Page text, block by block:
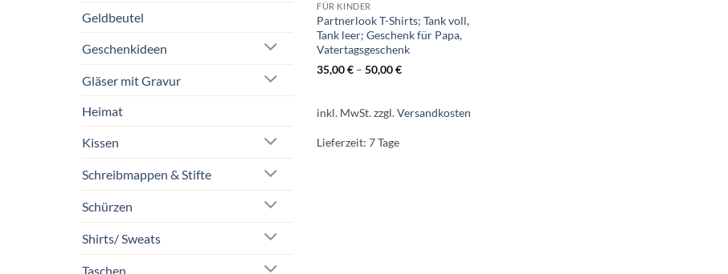
Geldbeutel
Geschenkideen
Gläser mit Gravur
Heimat
Kissen
Schreibmappen & Stifte
Schürzen
Shirts/ Sweats
Taschen
FÜR KINDER
Partnerlook T-Shirts; Tank voll,
Tank leer; Geschenk für Papa,
Vatertagsgeschenk
35,00€ –50,00€
inkl. MwSt.zzgl.Versandkosten
Lieferzeit:7 Tage